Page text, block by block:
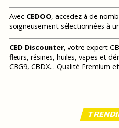
Avec CBDOO, accédez à de
soigneusement sélectionnées à
CBD Discounter, votre expert
fleurs, résines, huiles, vapes et
CBG9, CBDX… Qualité Premium